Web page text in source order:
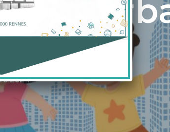
!
2024